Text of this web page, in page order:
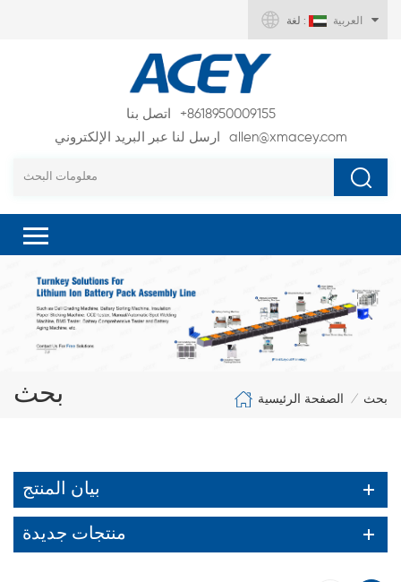
لغة : العربية
اتصل بنا
+8618950009155
ارسل لنا عبر البريد الإلكتروني
allen@xmacey.com
بحث الصفحة الرئيسية / بحث
بيان المنتج
منتجات جديدة